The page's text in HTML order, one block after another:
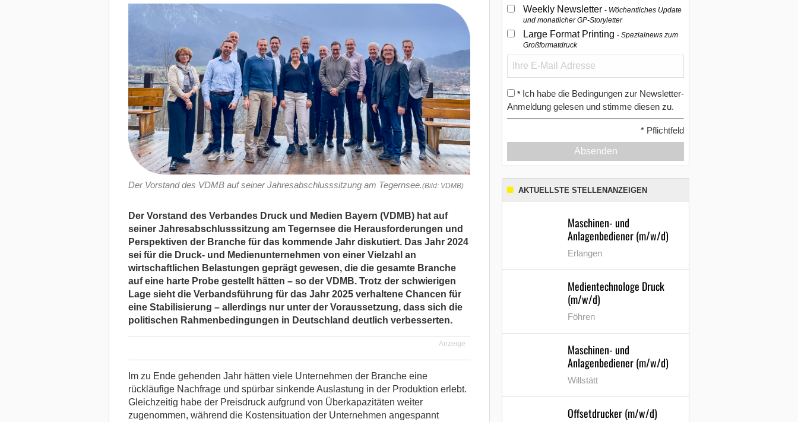
Der Vorstand des VDMB auf seiner Jahresabschlusssitzung am Tegernsee.(Bild: VDMB)
Der Vorstand des Verbandes Druck und Medien Bayern (VDMB) hat auf
seiner Jahresabschlusssitzung am Tegernsee die Herausforderungen und
Perspektiven der Branche für das kommende Jahr diskutiert. Das Jahr 2024
sei für die Druck- und Medienunternehmen von einer Vielzahl an
wirtschaftlichen Belastungen geprägt gewesen, die die gesamte Branche
auf eine harte Probe gestellt hätten – so der VDMB. Trotz der schwierigen
Lage sieht die Verbandsführung für das Jahr 2025 verhaltene Chancen für
eine Stabilisierung – allerdings nur unter der Voraussetzung, dass sich die
politischen Rahmenbedingungen in Deutschland deutlich verbesserten.
Anzeige
Im zu Ende gehenden Jahr hätten viele Unternehmen der Branche eine
rückläufige Nachfrage und spürbar sinkende Auslastung in der Produktion erlebt.
Gleichzeitig habe der Preisdruck aufgrund von Überkapazitäten weiter
zugenommen, während die Kostensituation der Unternehmen angespannt
Weekly Newsletter Wöchentliches Update
und monatlicher GP-Storyletter
Large Format Printing Spezialnews zum
Großformatdruck
* Ich habe die Bedingungen zur Newsletter-
Anmeldung gelesen und stimme diesen zu.
* Pflichtfeld
Absenden
AKTUELLSTE STELLENANZEIGEN
Maschinen- und
Anlagenbediener (m/w/d)
Erlangen
Medientechnologe Druck
(m/w/d)
Föhren
Maschinen- und
Anlagenbediener (m/w/d)
Willstätt
Offsetdrucker (m/w/d)